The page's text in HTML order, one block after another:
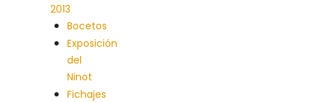
2013
Bocetos
Exposición
del
Ninot
Fichajes